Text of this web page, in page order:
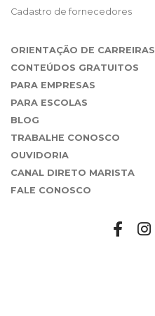
Cadastro de fornecedores
ORIENTAÇÃO DE CARREIRAS
CONTEÚDOS GRATUITOS
PARA EMPRESAS
PARA ESCOLAS
BLOG
TRABALHE CONOSCO
OUVIDORIA
CANAL DIRETO MARISTA
FALE CONOSCO